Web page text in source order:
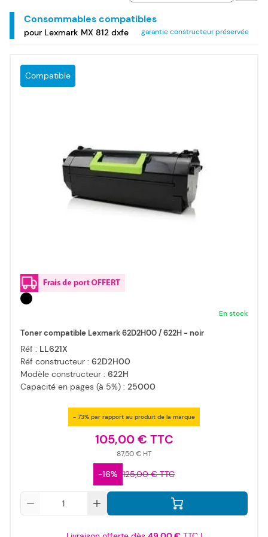
Consommables compatibles
garantie constructeur préservée
pour Lexmark MX 812 dxfe
Compatible
En stock
Toner compatible Lexmark 62D2H00 / 622H - noir
Réf : LL621X
Réf constructeur : 62D2H00
Modèle constructeur : 622H
Capacité en pages (à 5%) : 25000
- 73% par rapport au produit de la marque
105,00 €
87,50 €
-16% 125,00 €